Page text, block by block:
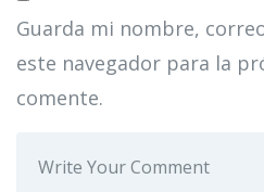
Guarda mi nombre,
este navegador para la
comente.